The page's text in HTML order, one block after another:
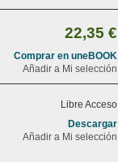
22,35 €
Comprar en uneBOOK
Añadir a Mi selección
Libre Acceso
Descargar
Añadir a Mi selección